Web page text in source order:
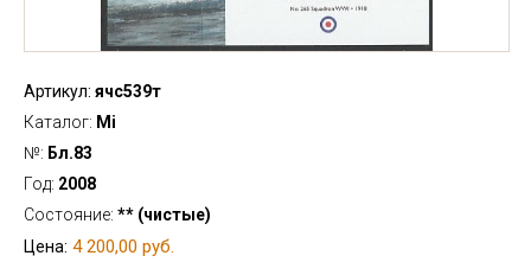
Артикул: ячс539т
Каталог: Mi
№: Бл.83
Год: 2008
Состояние: ** (чистые)
Цена: 4 200,00 руб.